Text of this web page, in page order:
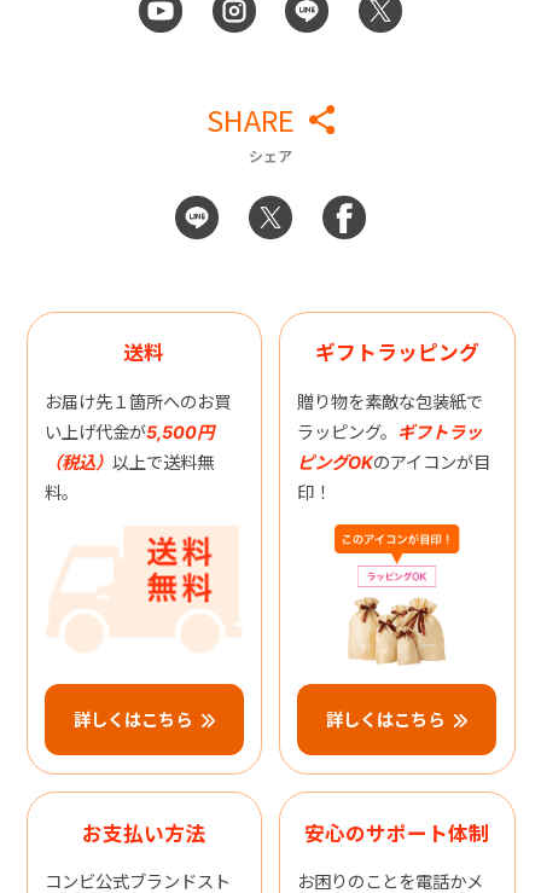
SHARE
シェア
送料
お届け先１箇所へのお買
い上げ代金が5,500円
（税込） 以上で送料無
料。
詳しくはこちら
ギフトラッピング
贈り物を素敵な包装紙で
ラッピング。 ギフトラッ
ピングOKのアイコンが目
印！
詳しくはこちら
お支払い方法
コンビ公式ブランドスト
安心のサポート体制
お困りのことを電話かメ